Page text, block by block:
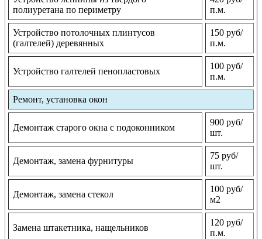
полиуретана по периметру
п.м.
Устройство потолочных плинтусов
(галтелей) деревянных
150 руб/
п.м.
Устройство галтелей пенопластовых
100 руб/
п.м.
Ремонт, установка окон
Демонтаж старого окна с подоконником
900 руб/
шт.
Демонтаж, замена фурнитуры
75 руб/
шт.
Демонтаж, замена стекол
100 руб/
м2
Замена штакетника, нащельников
120 руб/
п.м.